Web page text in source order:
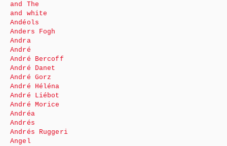
and The
and white
Andéols
Anders Fogh
Andra
André
André Bercoff
André Danet
André Gorz
André Héléna
André Liébot
André Morice
Andréa
Andrés
Andrés Ruggeri
Angel